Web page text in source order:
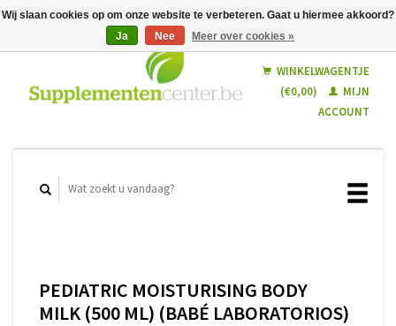
Nederlands
WINKELWAGENTJE
(€0,00)
MIJN
ACCOUNT
PEDIATRIC MOISTURISING BODY
MILK (500 ML) (BABÉ LABORATORIOS)
Wij slaan cookies op om onze website te verbeteren. Gaat u hiermee akkoord?
Ja
Nee Meer over cookies »